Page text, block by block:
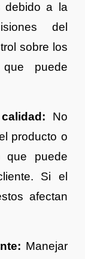
debido a la
del
sobre los
puede
No
producto o
que puede
Si el
afectan
Manejar